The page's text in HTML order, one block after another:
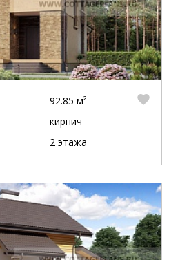
92.85 м²
кирпич
2 этажа